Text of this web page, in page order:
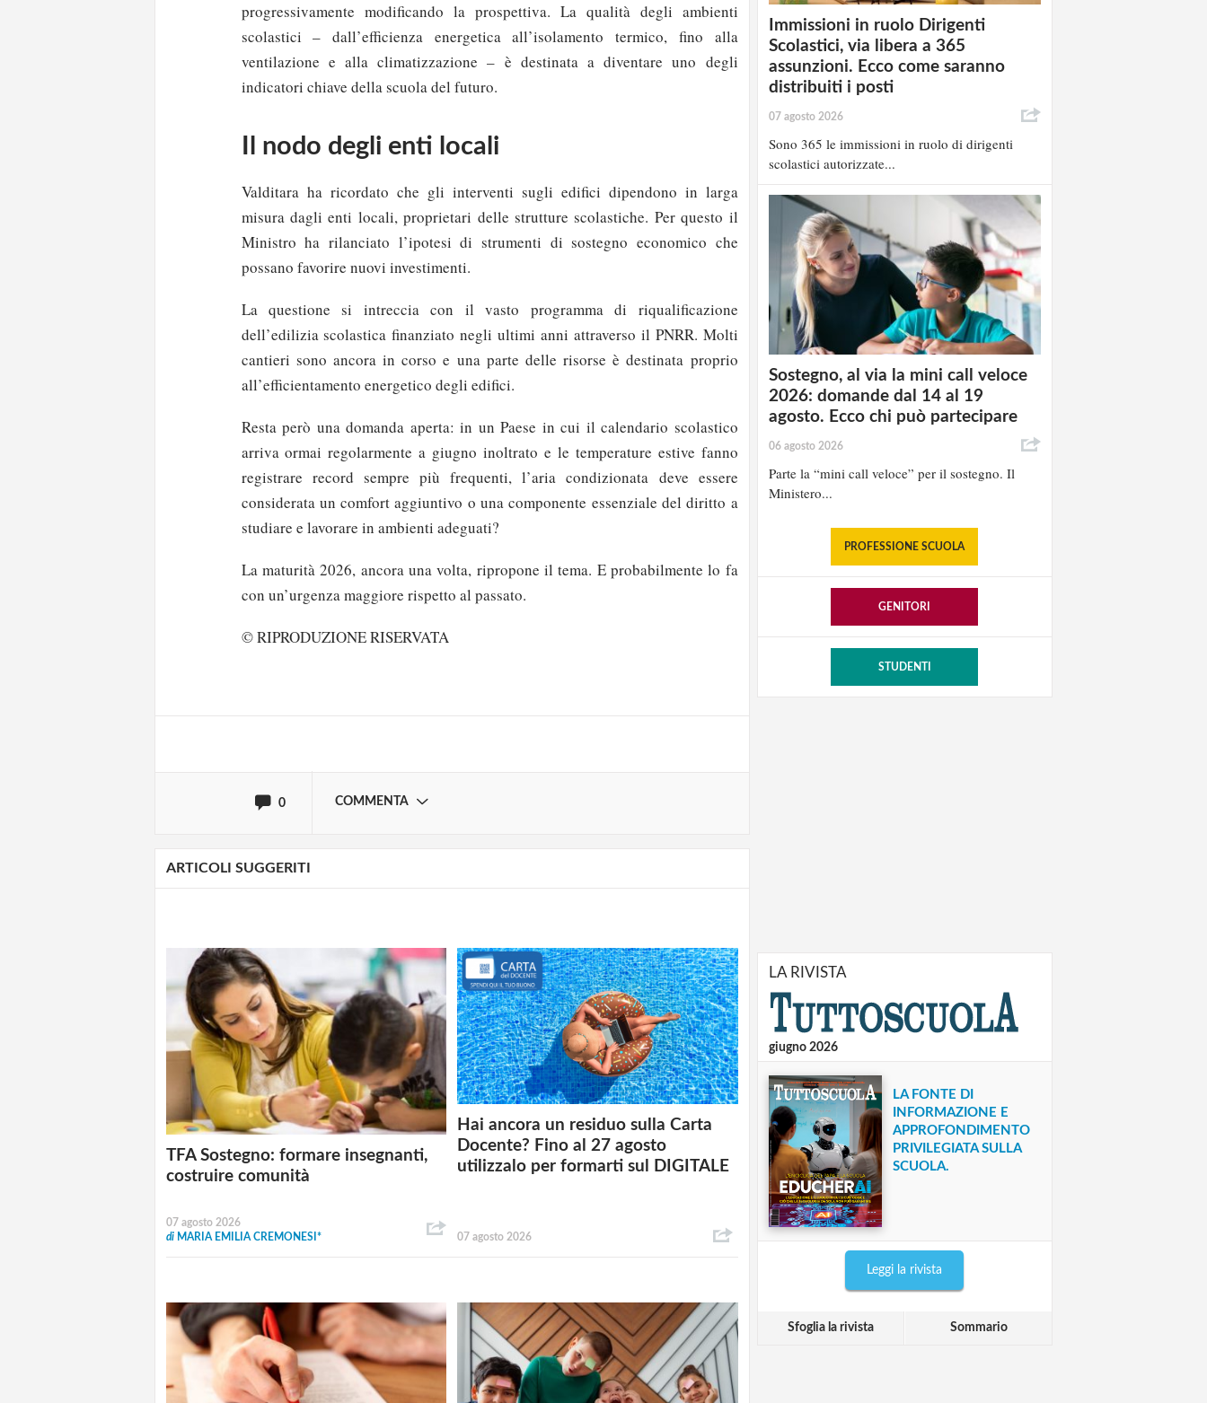
progressivamente modificando la prospettiva. La qualità degli ambienti
scolastici – dall’efficienza energetica all’isolamento termico, fino alla
ventilazione e alla climatizzazione – è destinata a diventare uno degli
indicatori chiave della scuola del futuro.
Il nodo degli enti locali
Valditara ha ricordato che gli interventi sugli edifici dipendono in larga
misura dagli enti locali, proprietari delle strutture scolastiche. Per questo il
Ministro ha rilanciato l’ipotesi di strumenti di sostegno economico che
possano favorire nuovi investimenti.
La questione si intreccia con il vasto programma di riqualificazione
dell’edilizia scolastica finanziato negli ultimi anni attraverso il PNRR. Molti
cantieri sono ancora in corso e una parte delle risorse è destinata proprio
all’efficientamento energetico degli edifici.
Resta però una domanda aperta: in un Paese in cui il calendario scolastico
arriva ormai regolarmente a giugno inoltrato e le temperature estive fanno
registrare record sempre più frequenti, l’aria condizionata deve essere
considerata un comfort aggiuntivo o una componente essenziale del diritto a
studiare e lavorare in ambienti adeguati?
La maturità 2026, ancora una volta, ripropone il tema. E probabilmente lo fa
con un’urgenza maggiore rispetto al passato.
© RIPRODUZIONE RISERVATA
0 COMMENTA
ARTICOLI SUGGERITI
TFA Sostegno: formare insegnanti,
costruire comunità
07 agosto 2026
di MARIA EMILIA CREMONESI*
Hai ancora un residuo sulla Carta
Docente? Fino al 27 agosto
utilizzalo per formarti sul DIGITALE
07 agosto 2026
Immissioni in ruolo Dirigenti
Scolastici, via libera a 365
assunzioni. Ecco come saranno
distribuiti i posti
07 agosto 2026
Sono 365 le immissioni in ruolo di dirigenti
scolastici autorizzate...
Sostegno, al via la mini call veloce
2026: domande dal 14 al 19
agosto. Ecco chi può partecipare
06 agosto 2026
Parte la “mini call veloce” per il sostegno. Il
Ministero...
PROFESSIONE SCUOLA
GENITORI
STUDENTI
LA RIVISTA
giugno 2026
LA FONTE DI
INFORMAZIONE E
APPROFONDIMENTO
PRIVILEGIATA SULLA
SCUOLA.
Leggi la rivista
Sfoglia la rivista Sommario